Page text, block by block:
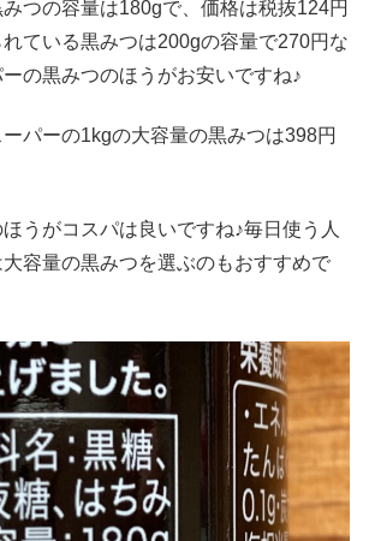
つの容量は180gで、価格は税抜124円
ている黒みつは200gの容量で270円な
の黒みつのほうがお安いですね♪
パーの1kgの大容量の黒みつは398円
うがコスパは良いですね♪毎日使う人
容量の黒みつを選ぶのもおすすめで